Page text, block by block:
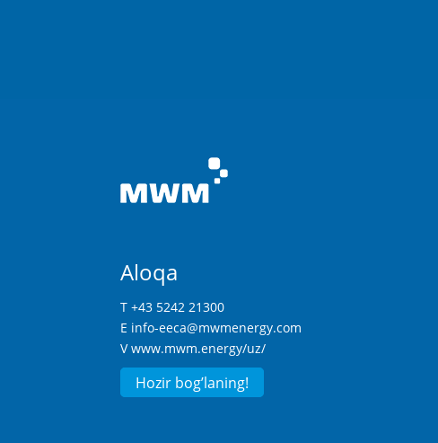
Aloqa
T +43 5242 21300
E info-eeca@mwmenergy.com
Vwww.mwm.energy/uz/
Hozir bog’laning!